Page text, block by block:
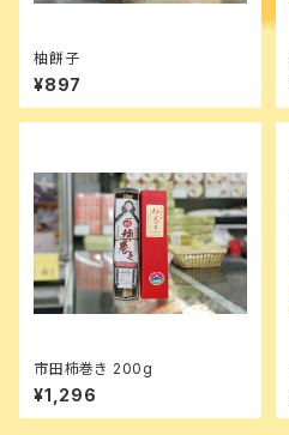
柚餅子
¥897
市田柿巻き 200g
¥1,296